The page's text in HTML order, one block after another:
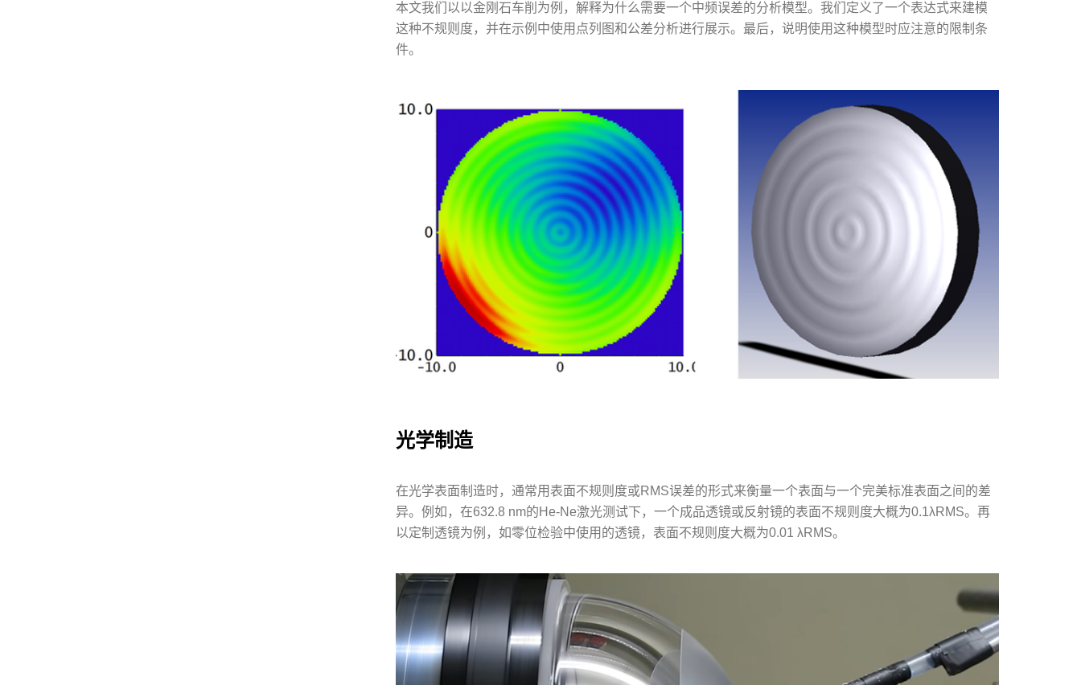
本文我们以以金刚石车削为例，解释为什么需要一个中频误差的分析模型。我们定义了一个表达式来建模
这种不规则度，并在示例中使用点列图和公差分析进行展示。最后，说明使用这种模型时应注意的限制条
件。
光学制造
在光学表面制造时，通常用表面不规则度或RMS误差的形式来衡量一个表面与一个完美标准表面之间的差
异。例如，在632.8 nm的He-Ne激光测试下，一个成品透镜或反射镜的表面不规则度大概为0.1λRMS。再
以定制透镜为例，如零位检验中使用的透镜，表面不规则度大概为0.01 λRMS。